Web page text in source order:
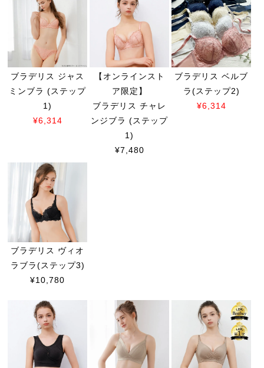
ブラデリス ジャス
ミンブラ (ステップ
1)
¥6,314
【オンラインスト
ア限定】
ブラデリス チャレ
ンジブラ (ステップ
1)
¥7,480
ブラデリス ベルブ
ラ(ステップ2)
¥6,314
ブラデリス ヴィオ
ラブラ(ステップ3)
¥10,780